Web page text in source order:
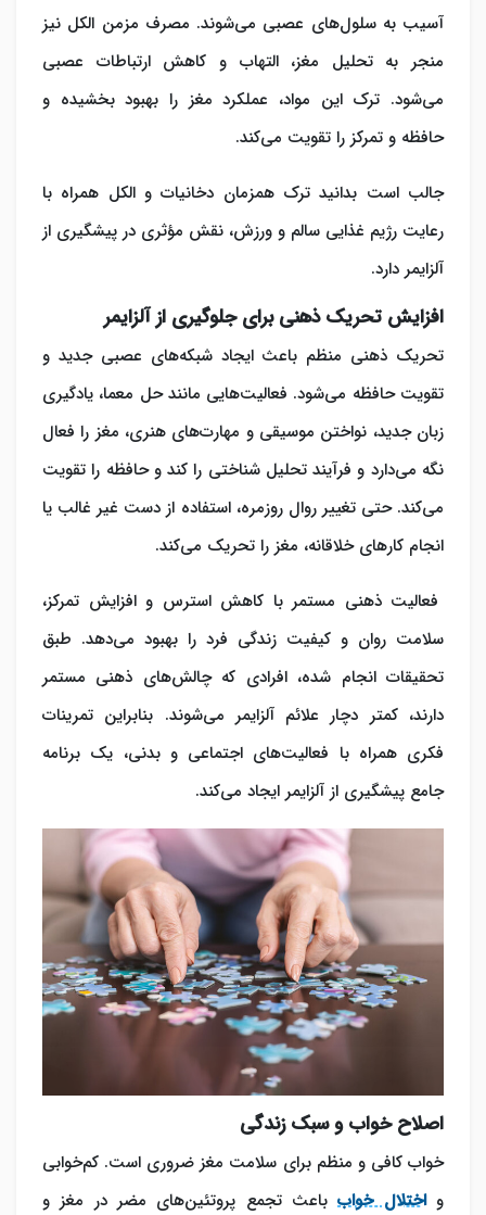
آسیب به سلول‌های عصبی می‌شوند. مصرف مزمن الکل نیز
منجر به تحلیل مغز، التهاب و کاهش ارتباطات عصبی
می‌شود. ترک این مواد، عملکرد مغز را بهبود بخشیده و
حافظه و تمرکز را تقویت می‌کند.
جالب است بدانید ترک همزمان دخانیات و الکل همراه با
رعایت رژیم غذایی سالم و ورزش، نقش مؤثری در پیشگیری از
آلزایمر دارد.
افزایش تحریک ذهنی برای جلوگیری از آلزایمر
تحریک ذهنی منظم باعث ایجاد شبکه‌های عصبی جدید و
تقویت حافظه می‌شود. فعالیت‌هایی مانند حل معما، یادگیری
زبان جدید، نواختن موسیقی و مهارت‌های هنری، مغز را فعال
نگه می‌دارد و فرآیند تحلیل شناختی را کند و حافظه را تقویت
می‌کند. حتی تغییر روال روزمره، استفاده از دست غیر غالب یا
انجام کارهای خلاقانه، مغز را تحریک می‌کند.
فعالیت ذهنی مستمر با کاهش استرس و افزایش تمرکز،
سلامت روان و کیفیت زندگی فرد را بهبود می‌دهد. طبق
تحقیقات انجام شده، افرادی که چالش‌های ذهنی مستمر
دارند، کمتر دچار علائم آلزایمر می‌شوند. بنابراین تمرینات
فکری همراه با فعالیت‌های اجتماعی و بدنی، یک برنامه
جامع پیشگیری از آلزایمر ایجاد می‌کند.
اصلاح خواب و سبک زندگی
خواب کافی و منظم برای سلامت مغز ضروری است. کم‌خوابی
واختلال خوابباعث تجمع پروتئین‌های مضر در مغز و